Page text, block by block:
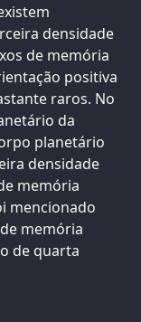
densidade
de memória
positiva
raros. No
da
planetário
densidade
memória
mencionado
memória
de quarta